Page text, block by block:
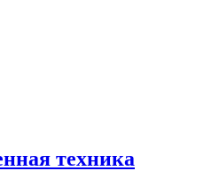
техника